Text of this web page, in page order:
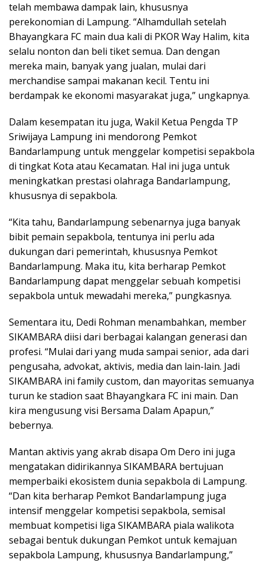
telah membawa dampak lain, khususnya
perekonomian di Lampung. “Alhamdullah setelah
Bhayangkara FC main dua kali di PKOR Way Halim, kita
selalu nonton dan beli tiket semua. Dan dengan
mereka main, banyak yang jualan, mulai dari
merchandise sampai makanan kecil. Tentu ini
berdampak ke ekonomi masyarakat juga,” ungkapnya.
Dalam kesempatan itu juga, Wakil Ketua Pengda TP
Sriwijaya Lampung ini mendorong Pemkot
Bandarlampung untuk menggelar kompetisi sepakbola
di tingkat Kota atau Kecamatan. Hal ini juga untuk
meningkatkan prestasi olahraga Bandarlampung,
khususnya di sepakbola.
“Kita tahu, Bandarlampung sebenarnya juga banyak
bibit pemain sepakbola, tentunya ini perlu ada
dukungan dari pemerintah, khususnya Pemkot
Bandarlampung. Maka itu, kita berharap Pemkot
Bandarlampung dapat menggelar sebuah kompetisi
sepakbola untuk mewadahi mereka,” pungkasnya.
Sementara itu, Dedi Rohman menambahkan, member
SIKAMBARA diisi dari berbagai kalangan generasi dan
profesi. “Mulai dari yang muda sampai senior, ada dari
pengusaha, advokat, aktivis, media dan lain-lain. Jadi
SIKAMBARA ini family custom, dan mayoritas semuanya
turun ke stadion saat Bhayangkara FC ini main. Dan
kira mengusung visi Bersama Dalam Apapun,”
bebernya.
Mantan aktivis yang akrab disapa Om Dero ini juga
mengatakan didirikannya SIKAMBARA bertujuan
memperbaiki ekosistem dunia sepakbola di Lampung.
“Dan kita berharap Pemkot Bandarlampung juga
intensif menggelar kompetisi sepakbola, semisal
membuat kompetisi liga SIKAMBARA piala walikota
sebagai bentuk dukungan Pemkot untuk kemajuan
sepakbola Lampung, khususnya Bandarlampung,”